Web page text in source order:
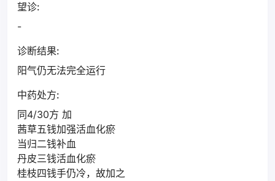
望诊:
-
诊断结果:
阳气仍无法完全运行
中药处方:
同4/30方 加
茜草五钱加强活血化瘀
当归二钱补血
丹皮三钱活血化瘀
桂枝四钱手仍冷，故加之